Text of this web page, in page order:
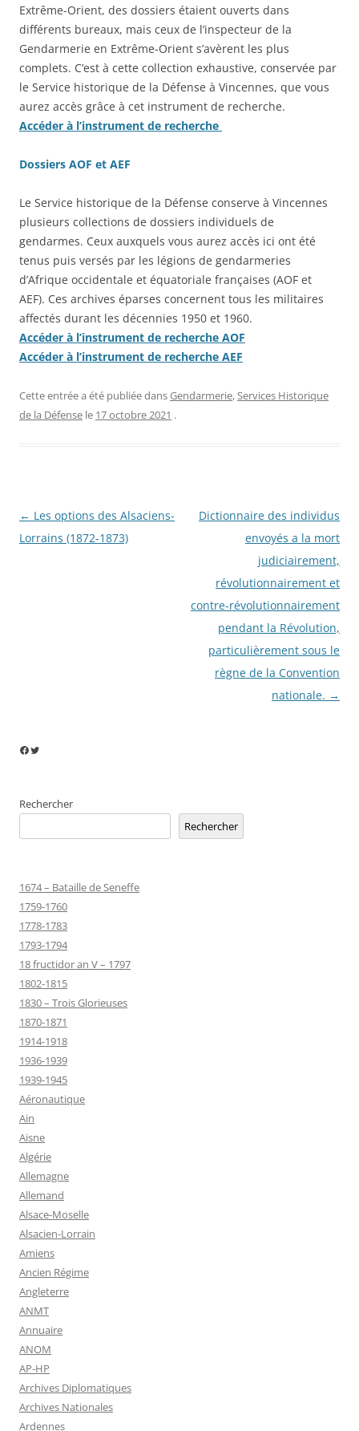
Extrême-Orient, des dossiers étaient ouverts dans
différents bureaux, mais ceux de l’inspecteur de la
Gendarmerie en Extrême-Orient s’avèrent les plus
complets. C’est à cette collection exhaustive, conservée par
le Service historique de la Défense à Vincennes, que vous
aurez accès grâce à cet instrument de recherche.
Accéder à l’instrument de recherche
Dossiers AOF et AEF
Le Service historique de la Défense conserve à Vincennes
plusieurs collections de dossiers individuels de
gendarmes. Ceux auxquels vous aurez accès ici ont été
tenus puis versés par les légions de gendarmeries
d’Afrique occidentale et équatoriale françaises (AOF et
AEF). Ces archives éparses concernent tous les militaires
affectés durant les décennies 1950 et 1960.
Accéder à l’instrument de recherche AOF
Accéder à l’instrument de recherche AEF
Cette entrée a été publiée dansGendarmerie,Services Historique
de la Défense le 17 octobre 2021 .
Navigation
des
← Les options des Alsaciens-
Lorrains (1872-1873)
Dictionnaire des individus
envoyés a la mort
judiciairement,
révolutionnairement et
contre-révolutionnairement
pendant la Révolution,
particulièrement sous le
règne de la Convention
nationale. →
Facebook
Twitter
Rechercher
Rechercher
1674 – Bataille de Seneffe
1759-1760
1778-1783
1793-1794
18 fructidor an V – 1797
1802-1815
1830 – Trois Glorieuses
1870-1871
1914-1918
1936-1939
1939-1945
Aéronautique
Ain
Aisne
Algérie
Allemagne
Allemand
Alsace-Moselle
Alsacien-Lorrain
Amiens
Ancien Régime
Angleterre
ANMT
Annuaire
ANOM
AP-HP
Archives Diplomatiques
Archives Nationales
Ardennes